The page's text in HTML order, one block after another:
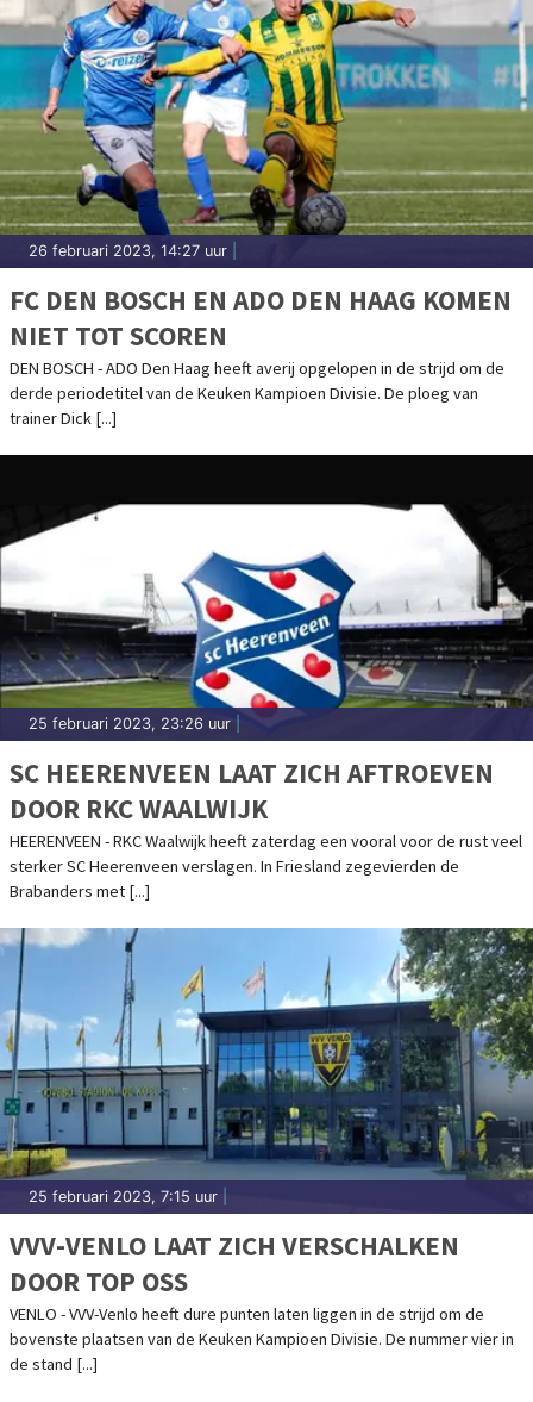
26 februari 2023, 14:27 uur
FC DEN BOSCH EN ADO DEN HAAG KOMEN
NIET TOT SCOREN
DEN BOSCH - ADO Den Haag heeft averij opgelopen in de strijd om de
derde periodetitel van de Keuken Kampioen Divisie. De ploeg van
trainer Dick [...]
25 februari 2023, 23:26 uur
SC HEERENVEEN LAAT ZICH AFTROEVEN
DOOR RKC WAALWIJK
HEERENVEEN - RKC Waalwijk heeft zaterdag een vooral voor de rust veel
sterker SC Heerenveen verslagen. In Friesland zegevierden de
Brabanders met [...]
25 februari 2023, 7:15 uur
VVV-VENLO LAAT ZICH VERSCHALKEN
DOOR TOP OSS
VENLO - VVV-Venlo heeft dure punten laten liggen in de strijd om de
bovenste plaatsen van de Keuken Kampioen Divisie. De nummer vier in
de stand [...]